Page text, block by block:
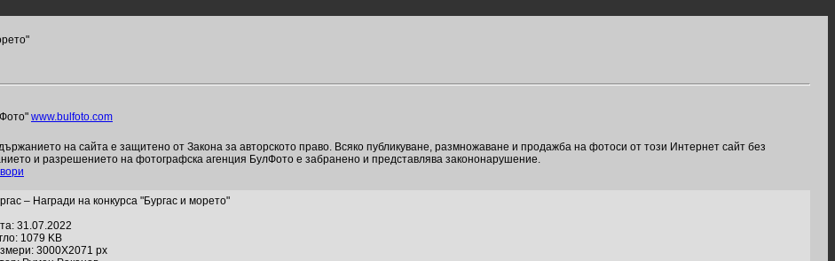
www.bulfoto.com
на сайта е защитено от Закона за авторското право. Всяко публикуване, размножаване и продажба на фотоси от този Интернет сайт без
и разрешението на фотографска агенция БулФото е забранено и представлява закононарушение.
– Награди на конкурса "Бургас и морето"
31.07.2022
1079 KB
3000X2071 px